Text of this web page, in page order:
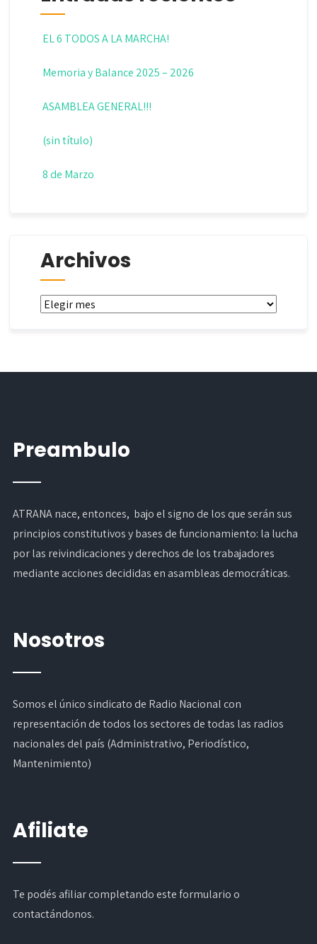
EL 6 TODOS A LA MARCHA!
Memoria y Balance 2025 – 2026
ASAMBLEA GENERAL!!!
(sin título)
8 de Marzo
Archivos
Archivos
Preambulo
ATRANA nace, entonces, bajo el signo de los que serán sus
principios constitutivos y bases de funcionamiento: la lucha
por las reivindicaciones y derechos de los trabajadores
mediante acciones decididas en asambleas democráticas.
Nosotros
Somos el único sindicato de Radio Nacional con
representación de todos los sectores de todas las radios
nacionales del país (Administrativo, Periodístico,
Mantenimiento)
Afiliate
Te podés afiliar completandoeste formularioo
contactándonos.